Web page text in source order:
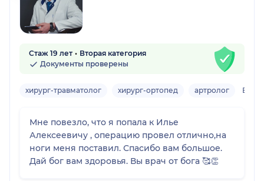
Стаж 19 лет
Вторая категория
Документы проверены
хирург-травматолог хирург-ортопед артролог
Мне повезло, что я попала к Илье
Алексеевичу , операцию провел отлично,на
ноги меня поставил. Спасибо вам большое.
Дай бог вам здоровья. Вы врач от бога 🥰👏